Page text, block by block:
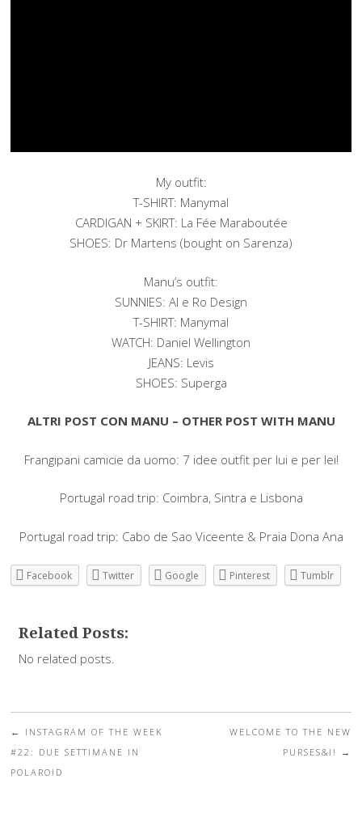
My outfit:
T-SHIRT: Manymal
CARDIGAN + SKIRT: La Fée Maraboutée
SHOES: Dr Martens (bought on Sarenza)
Manu’s outfit:
SUNNIES: Al e Ro Design
T-SHIRT: Manymal
WATCH: Daniel Wellington
JEANS: Levis
SHOES: Superga
ALTRI POST CON MANU – OTHER POST WITH MANU
Frangipani camicie da uomo: 7 idee outfit per lui e per lei!
Portugal road trip: Coimbra, Sintra e Lisbona
Portugal road trip: Cabo de Sao Viceente & Praia Dona Ana
Facebook Twitter Google Pinterest Tumblr
Related Posts:
No related posts.
Post navigation
←
INSTAGRAM OF THE WEEK
#22: DUE SETTIMANE IN
POLAROID
WELCOME TO THE NEW
PURSES&I!
→